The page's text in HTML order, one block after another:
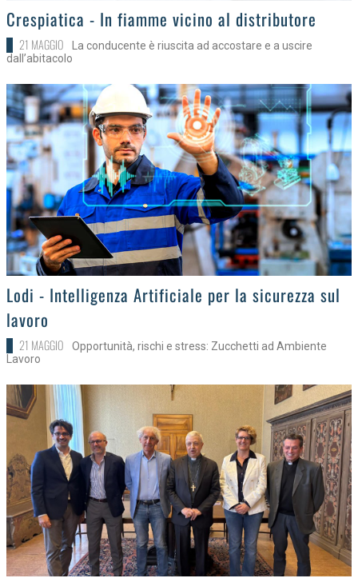
>
Crespiatica - In fiamme vicino al distributore
21 MAGGIO
La conducente è riuscita ad accostare e a uscire
dall’abitacolo
>Lodi - Intelligenza Artificiale per la sicurezza sul
lavoro
21 MAGGIO
Opportunità, rischi e stress: Zucchetti ad Ambiente
Lavoro